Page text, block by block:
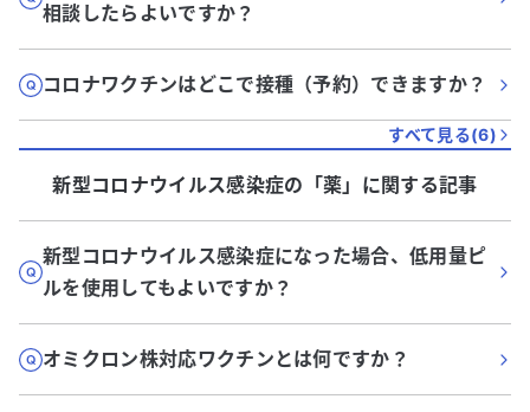
相談したらよいですか？
コロナワクチンはどこで接種（予約）できますか？
すべて見る(6)
新型コロナウイルス感染症の「薬」に関する記事
新型コロナウイルス感染症になった場合、低用量ピ
ルを使用してもよいですか？
オミクロン株対応ワクチンとは何ですか？